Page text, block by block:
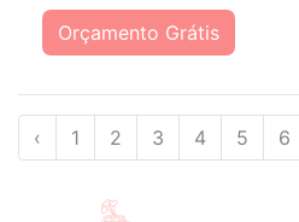
Orçamento Grátis
‹ 1 2 3 4 5 6